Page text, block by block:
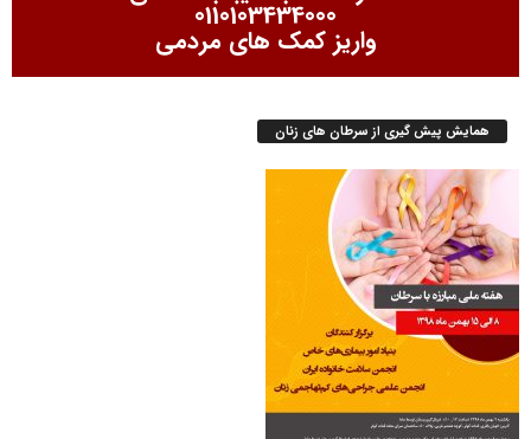
0110103434000
واریز کمک های مردمی
همایش پیش گیری از سرطان های زنان